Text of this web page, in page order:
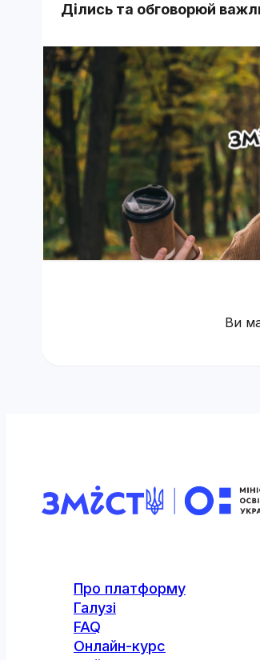
Ділись та обговорюй
Ви
Про платформу
Галузі
FAQ
Онлайн-курс